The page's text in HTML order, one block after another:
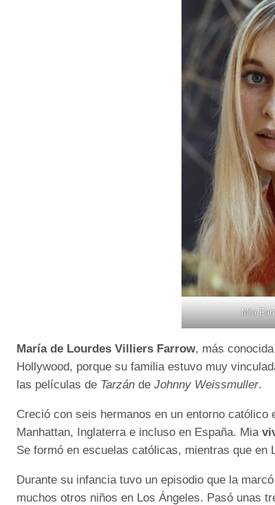
Mía
María de Lourdes Villiers Farrow, más
Hollywood, porque su familia estuvo muy
las películas de Tarzán de Johnny Weissmuller.
Creció con seis hermanos en un entorno católico
Manhattan, Inglaterra e incluso en España. Mia
Se formó en escuelas católicas, mientras que en
Durante su infancia tuvo un episodio que la
muchos otros niños en Los Ángeles. Pasó unas